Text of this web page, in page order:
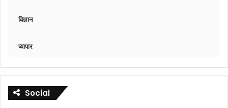
विज्ञान
व्यापार
Social